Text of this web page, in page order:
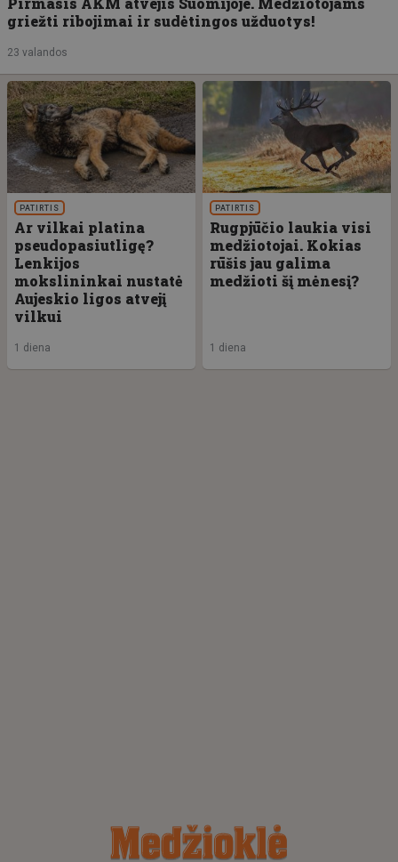
griežti ribojimai ir sudėtingos užduotys!
23 valandos
PATIRTIS
Ar vilkai platina
pseudopasiutligę?
Lenkijos
mokslininkai nustatė
Aujeskio ligos atvejį
vilkui
1 diena
PATIRTIS
Rugpjūčio laukia visi
medžiotojai. Kokias
rūšis jau galima
medžioti šį mėnesį?
1 diena